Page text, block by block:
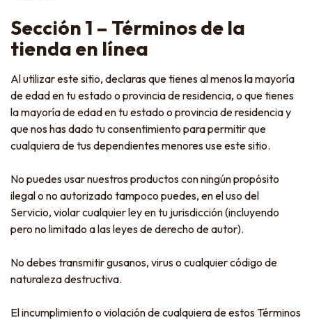
Sección 1 – Términos de la
tienda en línea
Al utilizar este sitio, declaras que tienes al menos la mayoría
de edad en tu estado o provincia de residencia, o que tienes
la mayoría de edad en tu estado o provincia de residencia y
que nos has dado tu consentimiento para permitir que
cualquiera de tus dependientes menores use este sitio.
No puedes usar nuestros productos con ningún propósito
ilegal o no autorizado tampoco puedes, en el uso del
Servicio, violar cualquier ley en tu jurisdicción (incluyendo
pero no limitado a las leyes de derecho de autor).
No debes transmitir gusanos, virus o cualquier código de
naturaleza destructiva.
El incumplimiento o violación de cualquiera de estos Términos